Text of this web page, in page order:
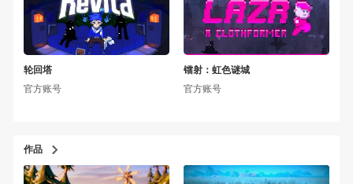
轮回塔
官方账号
镭射：虹色谜城
官方账号
作品